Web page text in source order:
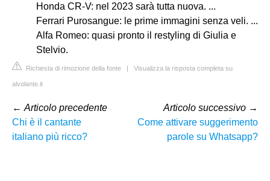
Honda CR-V: nel 2023 sarà tutta nuova. ...
Ferrari Purosangue: le prime immagini senza veli. ...
Alfa Romeo: quasi pronto il restyling di Giulia e
Stelvio.
Richiesta di rimozione della fonte | Visualizza la risposta completa su
alvolante.it
← Articolo precedente
Chi è il cantante
italiano più ricco?
Articolo successivo →
Come attivare suggerimento
parole su Whatsapp?